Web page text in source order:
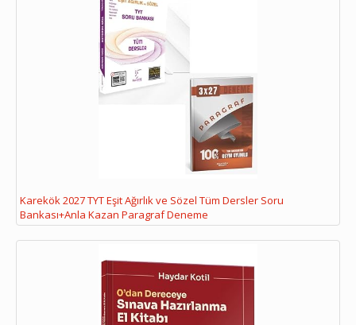
Karekök 2027 TYT Eşit Ağırlık ve Sözel Tüm Dersler Soru
Bankası+Anla Kazan Paragraf Deneme